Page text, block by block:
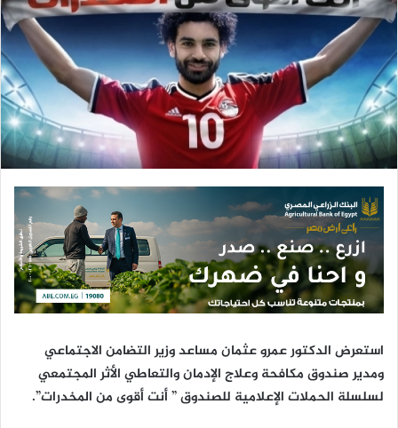
ل
ب
ر
ي
د
ا
إ
ل
ت
ر
و
ن
ي
ا
استعرض الدكتور عمرو عثمان مساعد وزير التضامن الاجتماعي
ومدير صندوق مكافحة وعلاج الإدمان والتعاطي الأثر المجتمعي
لسلسلة الحملات الإعلامية للصندوق ” أنت أقوى من المخدرات”.